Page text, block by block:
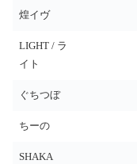
煌イヴ
LIGHT / ラ
イト
ぐちつぼ
ちーの
SHAKA